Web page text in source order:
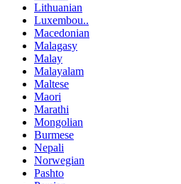
Lithuanian
Luxembou..
Macedonian
Malagasy
Malay
Malayalam
Maltese
Maori
Marathi
Mongolian
Burmese
Nepali
Norwegian
Pashto